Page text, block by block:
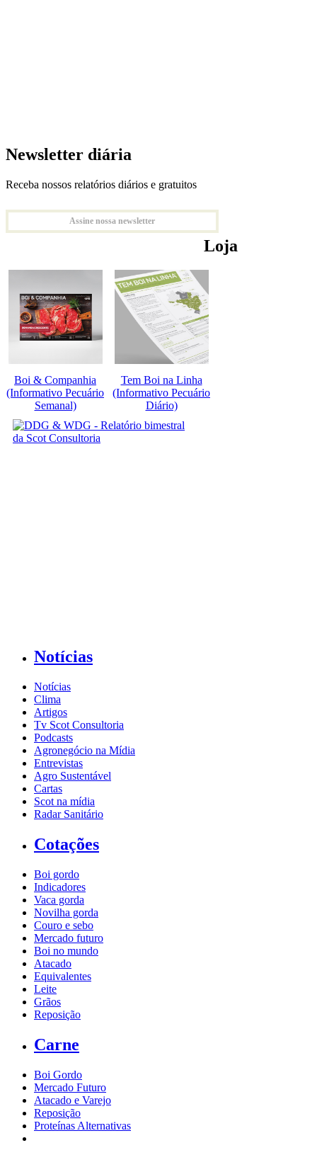
Newsletter diária
Receba nossos relatórios diários e gratuitos
Assine nossa newsletter
Loja
Boi & Companhia
(Informativo Pecuário
Semanal)
Tem Boi na Linha
(Informativo Pecuário
Diário)
Notícias
Notícias
Clima
Artigos
Tv Scot Consultoria
Podcasts
Agronegócio na Mídia
Entrevistas
Agro Sustentável
Cartas
Scot na mídia
Radar Sanitário
Cotações
Boi gordo
Indicadores
Vaca gorda
Novilha gorda
Couro e sebo
Mercado futuro
Boi no mundo
Atacado
Equivalentes
Leite
Grãos
Reposição
Carne
Boi Gordo
Mercado Futuro
Atacado e Varejo
Reposição
Proteínas Alternativas